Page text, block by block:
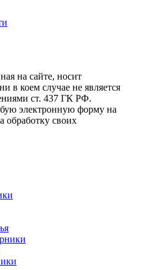
на сайте, носит
в коем случае не является
ст. 437 ГК РФ.
электронную форму на
обработку своих